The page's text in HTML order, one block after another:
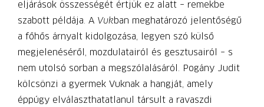
eljárások összességét értjük ez alatt – remekbe
szabott példája. A Vukban meghatározó jelentőségű
a főhős árnyalt kidolgozása, legyen szó külső
megjelenéséről, mozdulatairól és gesztusairól – s
nem utolsó sorban a megszólalásáról. Pogány Judit
kölcsönzi a gyermek Vuknak a hangját, amely
éppúgy elválaszthatatlanul társult a ravaszdi